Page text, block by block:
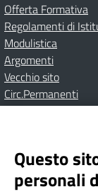
Offerta Formativa
Regolamenti di
Modulistica
Argomenti
Vecchio sito
Circ.Permanenti
Dichiarazione di
Questo
personali